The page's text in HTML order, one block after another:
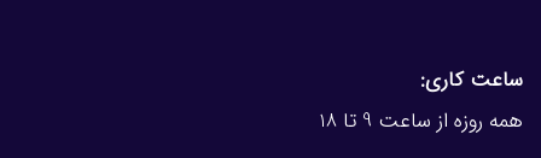
ساعت کاری:
همه روزه از ساعت 9 تا 18